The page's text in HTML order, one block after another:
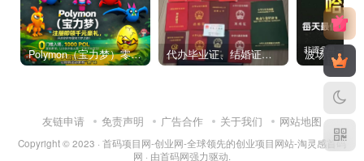
Polymon（宝力梦）零撸链游天花板，稳定收益，轻松变现，今日全球首发！ 代办毕业证、结婚证、房产证、不动产权证书、离婚证、中专/大专/高中
友链申请 免责声明 广告合作 关于我们 网站地图
Copyright © 2023 · 首码项目网-创业网-全球领先的创业项目网站-淘灵感首码
网 · 由首码网强力驱动.